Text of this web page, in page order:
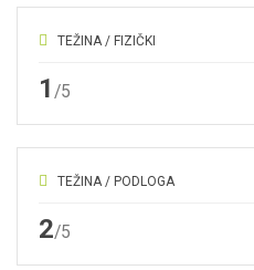
TEŽINA / FIZIČKI
1 /5
TEŽINA / PODLOGA
2/5